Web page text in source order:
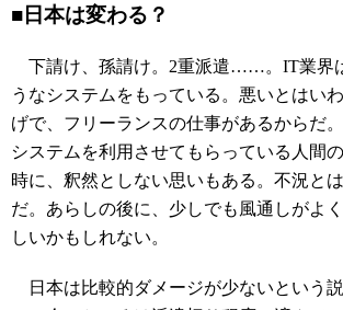
■日本は変わる？
下請け、孫請け。2重派遣……。IT業界
うなシステムをもっている。悪いとはい
げで、フリーランスの仕事があるからだ
システムを利用させてもらっている人間
時に、釈然としない思いもある。不況と
だ。あらしの後に、少しでも風通しがよ
しいかもしれない。
日本は比較的ダメージが少ないという